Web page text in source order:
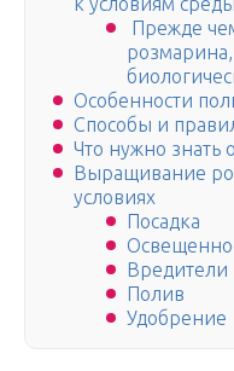
Прежде
розмарина,
Особенности
Способы и
Что нужно знать
Выращивание
условиях
Посадка
Вредители
Полив
Удобрение